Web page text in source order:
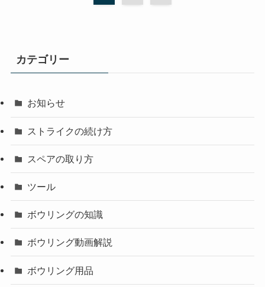
カテゴリー
お知らせ
ストライクの続け方
スペアの取り方
ツール
ボウリングの知識
ボウリング動画解説
ボウリング用品